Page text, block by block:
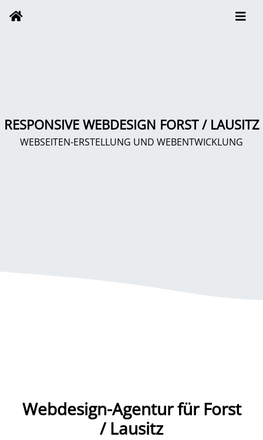
RESPONSIVE WEBDESIGN FORST / LAUSITZ
WEBSEITEN-ERSTELLUNG UND WEBENTWICKLUNG
Webdesign-Agentur für Forst
/ Lausitz